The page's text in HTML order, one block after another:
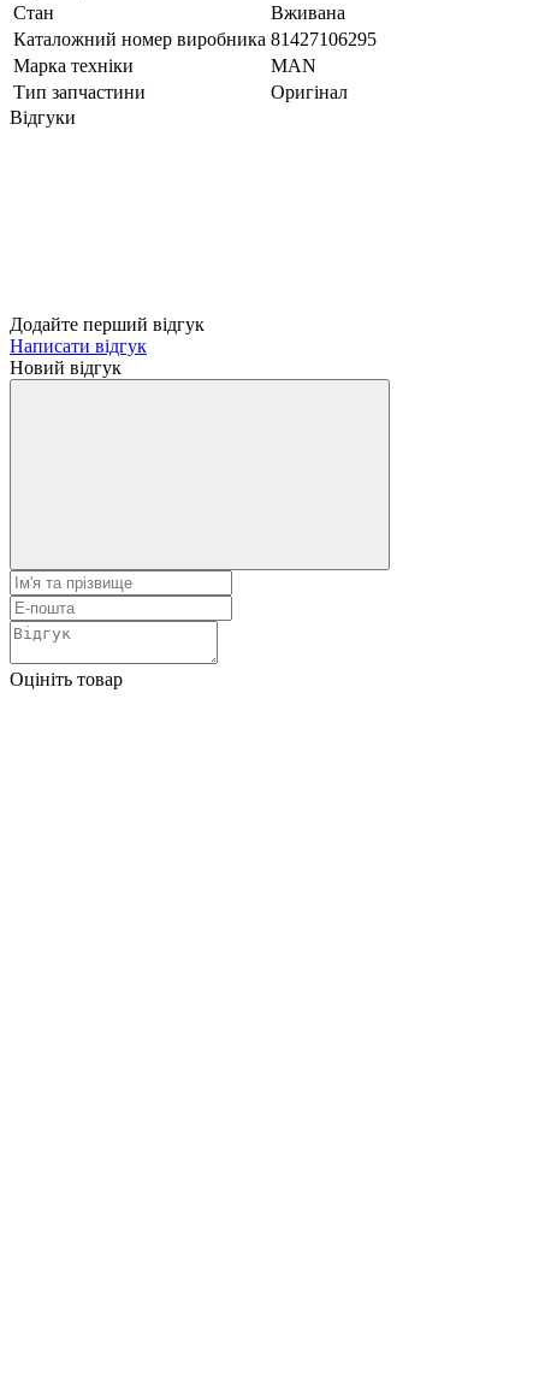
Стан
Вживана
Каталожний номер виробника 81427106295
Марка техніки
MAN
Тип запчастини
Оригінал
Відгуки
Додайте перший відгук
Написати відгук
Новий відгук
Оцініть товар